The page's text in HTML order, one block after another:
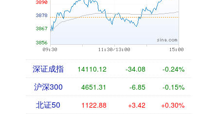
深证成指 14110.12 -34.08 -0.24%
沪深300 4651.31 -6.85 -0.15%
北证50 1122.88 +3.42 +0.30%